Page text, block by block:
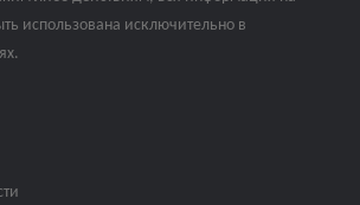
использована исключительно в